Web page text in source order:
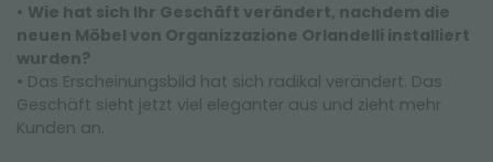
• Wie hat sich Ihr Geschäft verändert, nachdem die
neuen Möbel von Organizzazione Orlandelli installiert
wurden?
• Das Erscheinungsbild hat sich radikal verändert. Das
Geschäft sieht jetzt viel eleganter aus und zieht mehr
Kunden an.